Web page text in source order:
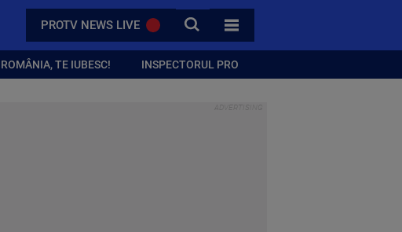
PROTV NEWS LIVE CAUTA
TOATE CATEGORIILE
ROMÂNIA, TE IUBESC! INSPECTORUL PRO